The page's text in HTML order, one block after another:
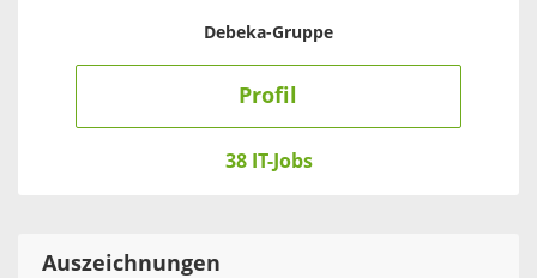
Debeka-Gruppe
Profil
38 IT-Jobs
Auszeichnungen